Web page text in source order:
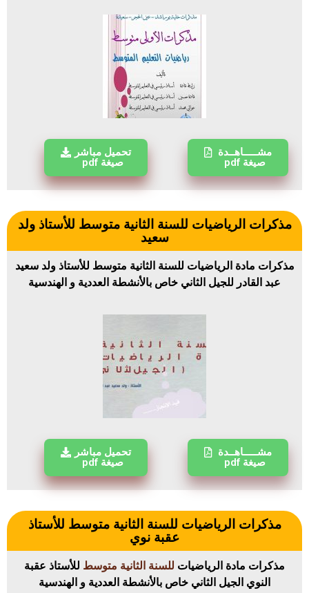
مشـــــاهــدة
صيغة pdf
تحميل مباشر
صيغة pdf
مذكرات الرياضيات للسنة الثانية متوسط للأستاذ ولد
سعيد
مذكرات مادة الرياضيات للسنة الثانية متوسط للأستاذ ولد سعيد
عبد القادر للجيل الثاني خاص بالأنشطة العددية و الهندسية
مشـــــاهــدة
صيغة pdf
تحميل مباشر
صيغة pdf
مذكرات الرياضيات للسنة الثانية متوسط للأستاذ
عقبة نوي
مذكرات مادة الرياضيات للسنة الثانية متوسط للأستاذ عقبة
النوي الجيل الثاني خاص بالأنشطة العددية و الهندسية